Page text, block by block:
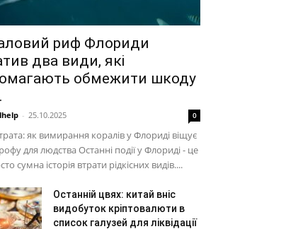
риф Флориди
два види, які
обмежити шкоду
- 25.10.2025 0
як вимирання коралів у Флориді віщує
для людства Останні події у Флориді - це
сумна історія втрати рідкісних видів....
Останній цвях: китай вніс
видобуток кріптовалюти в
список галузей для ліквідації